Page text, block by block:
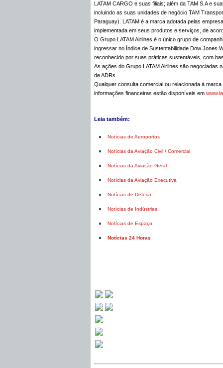
LATAM CARGO e suas filiais; além da TAM S.A e
incluindo as suas unidades de negócio TAM
Paraguay). LATAM é a marca adotada pelas
implementada em seus produtos e serviços, de
O Grupo LATAM Airlines é o único grupo de
ingressar no Índice de Sustentabilidade Dow Jones
reconhecido por suas práticas sustentáveis, com
As ações do Grupo LATAM Airlines são negociadas
de ADRs.
Qualquer consulta comercial ou relacionada à
informações financeiras estão disponíveis em
Leia também:
Notícias de Aeroportos
Notícias da Aviação Civil / Comercial
Notícias da Aviação Geral
Notícias da Aviação Executiva
Notícias de Defesa
Notícias de Indústrias
Notícias de Espaço
Notícias 24 Horas